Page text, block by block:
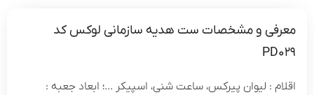
و مشخصات ست هدیه سازمانی لوکس کد
: لیوان پیرکس، ساعت شنی، اسپیکر ...؛ ابعاد جعبه :